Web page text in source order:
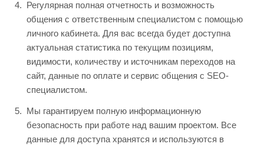
Регулярная полная отчетность и возможность
общения с ответственным специалистом с помощью
личного кабинета. Для вас всегда будет доступна
актуальная статистика по текущим позициям,
видимости, количеству и источникам переходов на
сайт, данные по оплате и сервис общения с SEO-
специалистом.
Мы гарантируем полную информационную
безопасность при работе над вашим проектом. Все
данные для доступа хранятся и используются в